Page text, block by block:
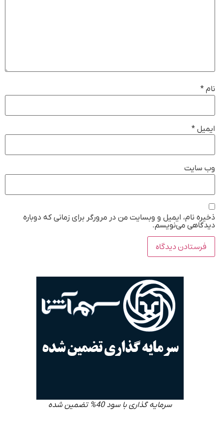
نام *
ایمیل *
وب‌ سایت
ذخیره نام، ایمیل و وبسایت من در مرورگر برای زمانی که دوباره
دیدگاهی می‌نویسم.
سرمایه گذاری با سود 40% تضمین شده